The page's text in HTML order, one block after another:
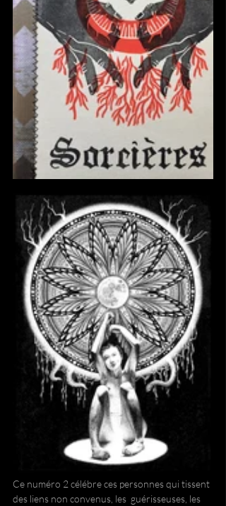
Ce numéro 2 célébre ces personnes qui tissent
des liens non convenus, les  guérisseuses, les